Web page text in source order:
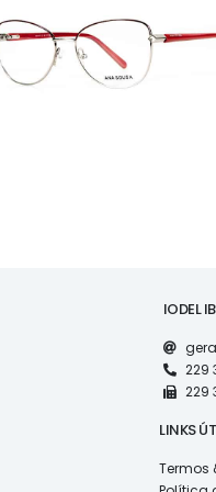
IODEL
229
229
LINKS
Termos